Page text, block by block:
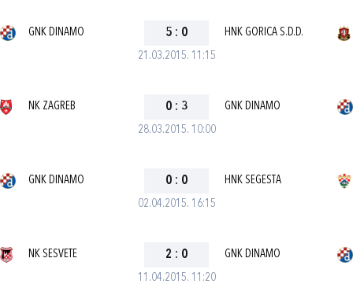
21.03.2015. 11:15
GNK DINAMO 5 : 0 HNK GORICA S.D.D.
28.03.2015. 10:00
NK ZAGREB 0 : 3 GNK DINAMO
02.04.2015. 16:15
GNK DINAMO 0 : 0 HNK SEGESTA
11.04.2015. 11:20
NK SESVETE 2 : 0 GNK DINAMO